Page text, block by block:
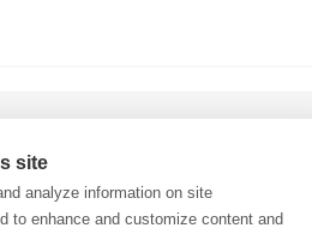
Todos los derechos reservados.
site
analyze information on site
to enhance and customize content and